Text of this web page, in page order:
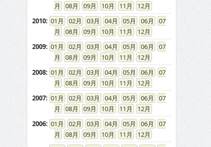
08
09 10 11
12
2010: 01 02 03 04 05 06
07
08
09 10 11
12
2009: 01 02 03 04 05 06
07
08
09 10 11
12
2008: 01 02 03 04 05 06
07
08
09 10 11
12
2007: 01 02 03 04 05 06
07
08
09 10 11
12
2006: 01 02 03 04 05 06
07
08
09 10 11
12